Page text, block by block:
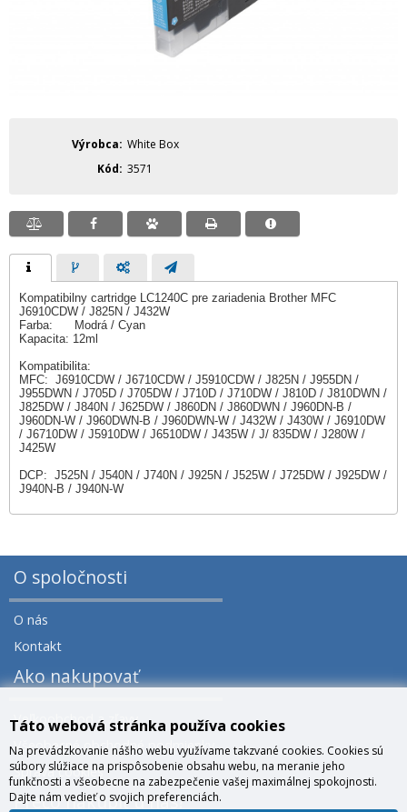
Výrobca White Box
Kód 3571
Kompatibilny cartridge LC1240C pre zariadenia Brother MFC
J6910CDW / J825N / J432W
Farba: Modrá / Cyan
Kapacita: 12ml
Kompatibilita:
MFC: J6910CDW / J6710CDW / J5910CDW / J825N / J955DN /
J955DWN / J705D / J705DW / J710D / J710DW / J810D / J810DWN /
J825DW / J840N / J625DW / J860DN / J860DWN / J960DN-B /
J960DN-W / J960DWN-B / J960DWN-W / J432W / J430W / J6910DW
/ J6710DW / J5910DW / J6510DW / J435W / J/ 835DW / J280W /
J425W
DCP: J525N / J540N / J740N / J925N / J525W / J725DW / J925DW /
J940N-B / J940N-W
O spoločnosti
O nás
Kontakt
Ako nakupovať
Veľkoobchod a zľavy
Všeobecné obchodné podmienky
Správa cookies
Prečo nakúpiť u nás?
Táto webová stránka používa cookies
Na prevádzkovanie nášho webu využívame takzvané cookies. Cookies sú
súbory slúžiace na prispôsobenie obsahu webu, na meranie jeho
funkčnosti a všeobecne na zabezpečenie vašej maximálnej spokojnosti.
Dajte nám vedieť o svojich preferenciách.